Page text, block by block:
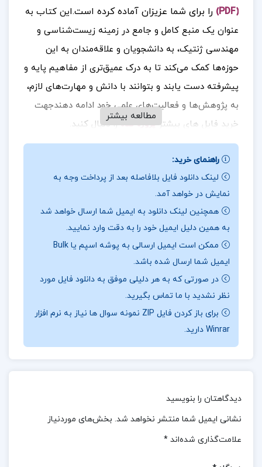
(PDF)
را برای شما عزیزان آماده کرده است.این کتاب به
عنوان یک منبع کامل و جامع در زمینه زیست‌شناسی و
مهندسی ژنتیک، به دانشجویان و علاقه‌مندان به این
حوزه‌ها کمک می‌کند تا به درک عمیق‌تری از مفاهیم پایه و
پیشرفته دست یابند و بتوانند با دانش و مهارت‌های لازم،
به پژوهش‌ها و فعالیت‌های علمی خود ادامه دهندجهت
خرید فایل های بیشترپروژه کدهرا دنبال کنید.
نویسنده کتاب زیست شناسی سلولی،مولکولی و
مهندسی ژنتیک مجید مهدوی :
شده و توسط انتشارات خانه زیست شناسی منتشر شده
است. این کتاب به موضوعات زیست‌شناسی سلولی،
مولکولی و مهندسی ژنتیک می‌پردازد و به دانشجویان و
علاقمندان به این علوم ارائه شده است.
معرفی کتاب زیست شناسی سلولی،مولکولی و
مهندسی ژنتیک مجید مهدوی :کتاب «زیست‌شناسی
هدف ارائه دانش جامع و به‌روز از این علوم تدوین شده
زیست‌شناسی سلولی و مولکولی و همچنین مهندسی
ژنتیک در سال‌های اخیر صورت گرفته، به گونه‌ای بوده
که دانسته‌های قبلی ما در این حیطه‌ها بسیار ناچیز به
مطالعه بیشتر
راهنمای خرید:
لینک دانلود فایل بلافاصله بعد از پرداخت وجه به
نمایش در خواهد آمد.
همچنین لینک دانلود به ایمیل شما ارسال خواهد شد
به همین دلیل ایمیل خود را به دقت وارد نمایید.
ممکن است ایمیل ارسالی به پوشه اسپم یا Bulk
ایمیل شما ارسال شده باشد.
در صورتی که به هر دلیلی موفق به دانلود فایل مورد
نظر نشدید با ما تماس بگیرید.
برای باز کردن فایل ZIP نمونه سوال ها نیاز به نرم افزار
Winrar دارید.
دیدگاهتان را بنویسید
نشانی ایمیل شما منتشر نخواهد شد. بخش‌های موردنیاز
علامت‌گذاری شده‌اند *